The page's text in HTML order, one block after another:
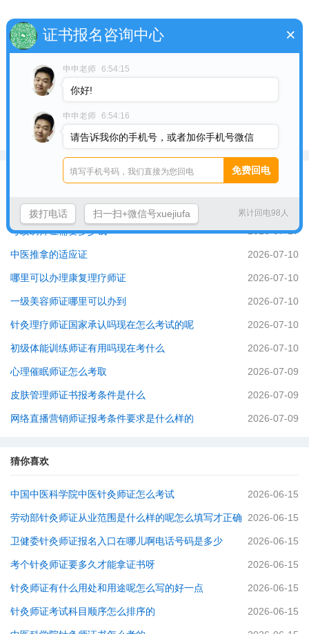
综上所述，针灸证考试是对针灸技术进行评估和认证的重要方式。
通过这一考试，考生可以证明自己在针灸学科的理论基础、穴位
的通过将进一步提高针灸师的专业水平，为更多病患提供优质的中
医治疗服务。
针灸证考试*针灸可以考什么证点击在线客服咨询吧
中医针灸推拿资格证 2026-08-01
考纹绣师证需要多少钱 2026-07-17
中医推拿的适应证 2026-07-10
哪里可以办理康复理疗师证 2026-07-10
一级美容师证哪里可以办到 2026-07-10
针灸理疗师证国家承认吗现在怎么考试的呢 2026-07-10
初级体能训练师证有用吗现在考什么 2026-07-10
心理催眠师证怎么考取 2026-07-09
皮肤管理师证书报考条件是什么 2026-07-09
网络直播营销师证报考条件要求是什么样的 2026-07-09
猜你喜欢
中国中医科学院中医针灸师证怎么考试 2026-06-15
劳动部针灸师证从业范围是什么样的呢怎么填写才正确 2026-06-15
卫健委针灸师证报名入口在哪儿啊电话号码是多少 2026-06-15
考个针灸师证要多久才能拿证书呀 2026-06-15
针灸师证有什么用处和用途呢怎么写的好一点 2026-06-15
针灸师证考试科目顺序怎么排序的 2026-06-15
证书报名咨询中心 ×
申申老师 6:54:15
你好!
申申老师 6:54:16
请告诉我你的手机号，或者加你手机号微信
累计回电98人
拨打电话 扫一扫+微信号xuejiufa